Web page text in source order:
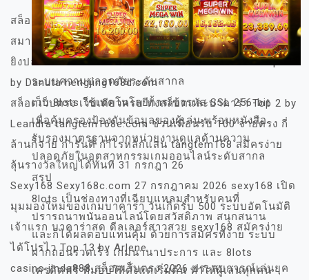
ระบบความปลอดภัยระดับสากล
เว็บ 8lots ใช้เทคโนโลยีการเข้ารหัส SSL 256-bit
เพื่อคุ้มครองป้องกันข้อมูลของผู้เล่น พร้อมหนังสือ
รับรองมาตรฐานจากหน่วยงานดูแลด้านความ
ปลอดภัยในอุตสาหกรรมเกมออนไลน์ระดับสากล
สรุป
8lots เป็นช่องทางที่เฉียบแหลมสำหรับคนที่
ปรารถนาพนันออนไลน์โดยสวัสดิภาพ สนุกสนาน
และก็ได้ผลตอบแทนคุ้ม ด้วยการสมัครที่ง่าย ระบบ
ฝากถอนรวดเร็ว เกมนานาประการ และ 8lots
เครดิตฟรี ที่มอบให้ตั้งแต่เริ่มต้น ทำให้ผู้เล่นทุกคน
สล็อต168 4 ก.ค. 2569 เครดิตฟรี คาสิโน ที่ดีที่สุด ของไทย
สมาชิกใหม่รับ 50% เกมคุรภาพ เว็บโปร่งใส ไลฟ์สด สล็อต
ยิงปลา กีฬา ไพ่ เครดิตฟรี เกมสล็อตหลายร้อยแบบ Top 3
by Danuta hengjing168d.com
สล็อตเว็บตรง เว็บเดียวครบ ทั้งสล็อตและบาคาร่า Top 2 by
Leandra tangtem168e.com ชวนเพื่อนรับ 100 จ่ายตรง กี่
ล้านก็จ่าย การันตี กำไรหลักแสน tangtem168 สมัครง่าย
ลุ้นรางวัลใหญ่ได้ทันที 31 กรกฎา 26
Sexy168 Sexy168c.com 27 กรกฎาคม 2026 sexy168 เปิด
มุมมองใหม่ของเกมบาคาร่า วันเกิดรับ 500 ระบบอัตโนมัติ
เจ้าแรก บาคาร่าสด ดีลเลอร์สาวสวย sexy168 สมัครง่าย
ได้โปรไว Top 13 by Arlene
casino jinda888 สล็อตเว็บตรง 2026 ประสบการณ์เล่นยุค